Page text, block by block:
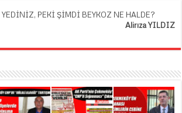
YEDİNİZ, PEKİ ŞİMDİ BEYKOZ NE HALDE?
Alirıza YILDIZ